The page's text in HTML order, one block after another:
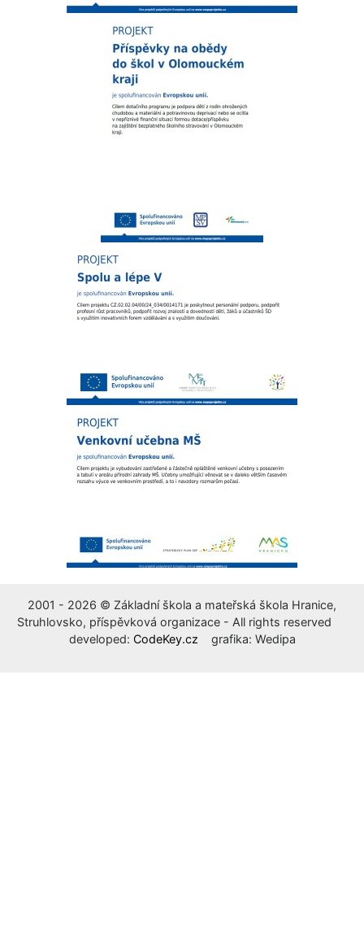
2001 - 2026 © Základní škola a mateřská škola Hranice,
Struhlovsko, příspěvková organizace - All rights reserved
developed: CodeKey.cz grafika: Wedipa